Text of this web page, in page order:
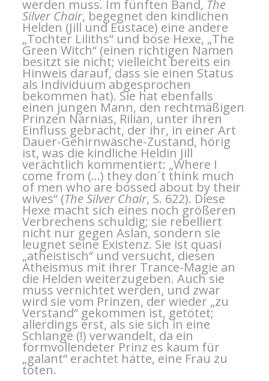
werden muss. Im fünften Band, The
Silver Chair, begegnet den kindlichen
Helden (Jill und Eustace) eine andere
„Tochter Liliths“ und böse Hexe, „The
Green Witch“ (einen richtigen Namen
besitzt sie nicht; vielleicht bereits ein
Hinweis darauf, dass sie einen Status
als Individuum abgesprochen
bekommen hat). Sie hat ebenfalls
einen jungen Mann, den rechtmäßigen
Prinzen Narnias, Rilian, unter ihren
Einfluss gebracht, der ihr, in einer Art
Dauer-Gehirnwäsche-Zustand, hörig
ist, was die kindliche Heldin Jill
verächtlich kommentiert: „Where I
come from (…) they don´t think much
of men who are bossed about by their
wives“ (The Silver Chair, S. 622). Diese
Hexe macht sich eines noch größeren
Verbrechens schuldig; sie rebelliert
nicht nur gegen Aslan, sondern sie
leugnet seine Existenz. Sie ist quasi
„atheistisch“ und versucht, diesen
Atheismus mit ihrer Trance-Magie an
die Helden weiterzugeben. Auch sie
muss vernichtet werden, und zwar
wird sie vom Prinzen, der wieder „zu
Verstand“ gekommen ist, getötet;
allerdings erst, als sie sich in eine
Schlange (!) verwandelt, da ein
formvollendeter Prinz es kaum für
„galant“ erachtet hätte, eine Frau zu
töten.